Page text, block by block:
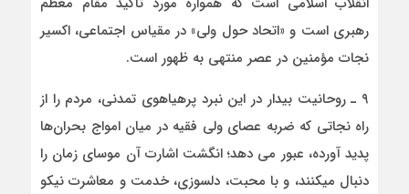
رهبری است و «اتحاد حول ولی» در مقیاس اجتماعی، اکسیر
نجات مؤمنین در عصر منتهی به ظهور است.
۹ ـ روحانیت بیدار در این نبرد پرهیاهوی تمدنی، مردم را از
راه نجاتی که ضربه عصای ولی فقیه در میان امواج بحران‌ها
پدید آورده، عبور می­ دهد؛ انگشت اشارت آن موسای زمان را
دنبال می­کنند، و با محبت، دلسوزی، خدمت و معاشرت نیکو